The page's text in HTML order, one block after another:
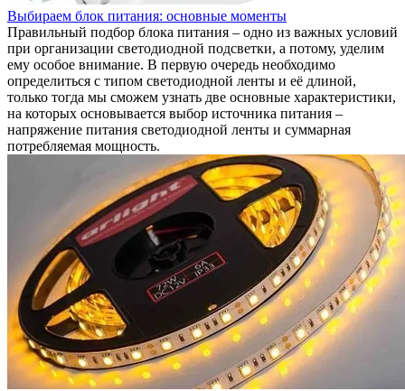
Выбираем блок питания: основные моменты
Правильный подбор блока питания – одно из важных условий
при организации светодиодной подсветки, а потому, уделим
ему особое внимание. В первую очередь необходимо
определиться с типом светодиодной ленты и её длиной,
только тогда мы сможем узнать две основные характеристики,
на которых основывается выбор источника питания –
напряжение питания светодиодной ленты и суммарная
потребляемая мощность.